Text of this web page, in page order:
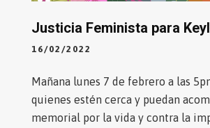
Justicia Feminista para
16/02/2022
Mañana lunes 7 de febrero a las
quienes estén cerca y puedan
memorial por la vida y contra la